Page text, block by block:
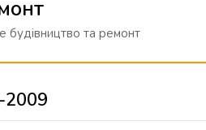
та ремонт
2009